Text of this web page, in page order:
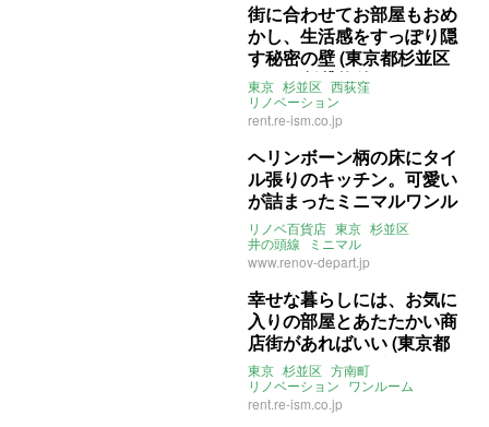
街に合わせてお部屋もおめ
かし、生活感をすっぽり隠
す秘密の壁 (東京都杉並区
35㎡の賃貸物件)
東京 杉並区 西荻窪
リノベーション
ライター：ほしりょうこ
rent.re-ism.co.jp
ヘリンボーン柄の床にタイ
ル張りのキッチン。可愛い
が詰まったミニマルワンル
ーム(東京都杉並区17㎡の
賃貸物件)
リノベ百貨店 東京 杉並区
井の頭線
ミニマル
リノベーション 賃貸
www.renov-depart.jp
幸せな暮らしには、お気に
入りの部屋とあたたかい商
店街があればいい (東京都
杉並区22㎡の賃貸物件)
東京 杉並区 方南町
リノベーション ワンルーム
ヘリンボーン 土間
ライター：ほしりょうこ
rent.re-ism.co.jp